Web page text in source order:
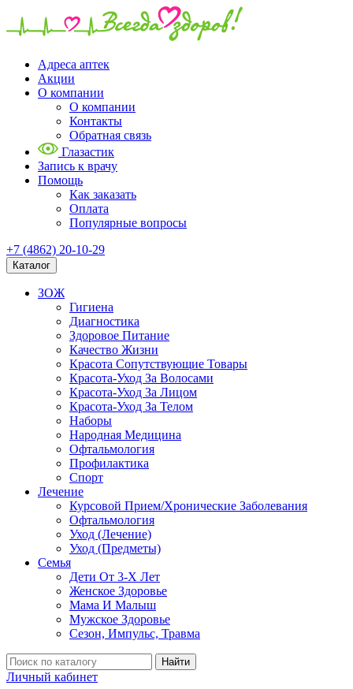
Адреса аптек
Акции
О компании
О компании
Контакты
Обратная связь
Глазастик
Запись к врачу
Помощь
Как заказать
Оплата
Популярные вопросы
+7 (4862) 20-10-29
Каталог
ЗОЖ
Гигиена
Диагностика
Здоровое Питание
Качество Жизни
Красота Сопутствующие Товары
Красота-Уход За Волосами
Красота-Уход За Лицом
Красота-Уход За Телом
Наборы
Народная Медицина
Офтальмология
Профилактика
Спорт
Лечение
Курсовой Прием/Хронические Заболевания
Офтальмология
Уход (Лечение)
Уход (Предметы)
Семья
Дети От 3-Х Лет
Женское Здоровье
Мама И Малыш
Мужское Здоровье
Сезон, Импульс, Травма
Найти
Личный кабинет